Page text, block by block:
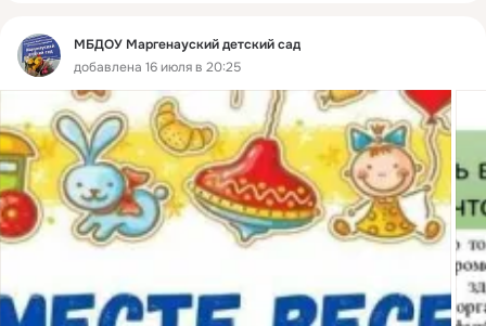
МБДОУ Маргенауский детский сад
добавлена 16 июля в 20:25